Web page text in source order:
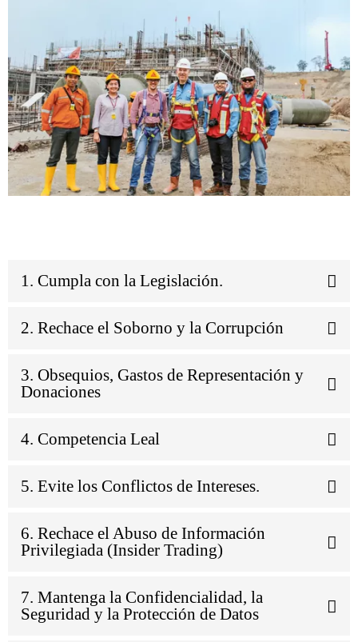
1. Cumpla con la Legislación.
2. Rechace el Soborno y la Corrupción
3. Obsequios, Gastos de Representación y
Donaciones
4. Competencia Leal
5. Evite los Conflictos de Intereses.
6. Rechace el Abuso de Información
Privilegiada (Insider Trading)
7. Mantenga la Confidencialidad, la
Seguridad y la Protección de Datos